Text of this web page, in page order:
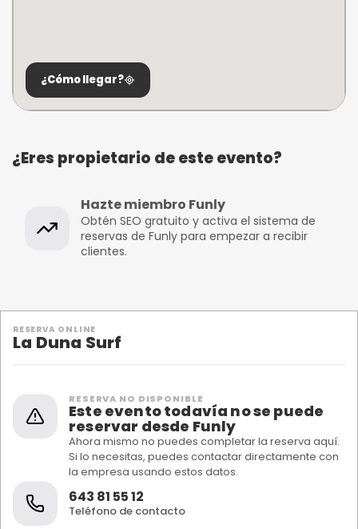
¿Cómo llegar?
¿Eres propietario de este evento?
Hazte miembro Funly
Obtén SEO gratuito y activa el sistema de
reservas de Funly para empezar a recibir
clientes.
RESERVA ONLINE
La Duna Surf
RESERVA NO DISPONIBLE
Este evento todavía no se puede
reservar desde Funly
Ahora mismo no puedes completar la reserva aquí.
Si lo necesitas, puedes contactar directamente con
la empresa usando estos datos.
643 81 55 12
Teléfono de contacto